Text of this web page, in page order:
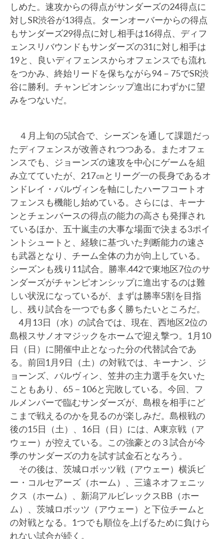
しめた。速攻からの得点がサンダーズの24得点に
対しSR渋谷が13得点。ターンオーバーからの得点
もサンダーズ29得点に対し相手は16得点、ディフ
ェンスリバウンドもサンダーズの31に対し相手は
19と、良いディフェンスからオフェンスでも流れ
をつかみ、終始リードを保ちながら94－75でSR渋
谷に勝利。チャンピオンシップ進出にわずかに望
みをつないだ。
４月上旬の5試合で、シーズンを通して課題だっ
たディフェンスが改善されつつある。またオフェ
ンスでも、ジョーンズの速攻を中心にゲームを組
み立てていたが、217㎝とリーグ一の長身であるオ
ンドレイ・バルヴィンを軸にしたハーフコートオ
フェンスも機能し始めている。さらには、キーナ
ンとチェンバースの得点の能力の高さも発揮され
ているほか、五十嵐圭の大事な場面で決まる3ポイ
ントシュートと、経験に基づいた判断能力の速さ
も武器となり、チーム全体の力が向上している。
シーズンも残り11試合。勝率.442で東地区7位のサ
ンダーズがチャンピオンシップに進出するのは難
しい状況になっているが、まずは勝率5割を目指
し、残り試合を一つでも多く勝ちたいところだ。
4月13日（水）の試合では、現在、西地区2位の
島根スサノオマジックをホームで迎え撃つ。1月10
日（日）に開催中止となった分の代替試合であ
る。前回1月9日（土）の対戦では、キーナン、ジ
ョーンズ、バルヴィン、笠井の主力選手を欠いた
こともあり、65－106と完敗している。今回、フ
ルメンバーで臨むサンダーズが、島根を相手にど
こまで戦えるのかを見るのが楽しみだ。島根戦の
後の15日（土）、16日（日）には、A東京戦（ア
ウェー）が控えている。この強豪との３試合が今
季のサンダーズの力を試す試金石となろう。
その後は、茨城ロボッツ戦（アウェー）横浜ビ
ー・コルセアーズ（ホーム）、三遠ネオフェニッ
クス（ホーム）、新潟アルビレックスBB（ホー
ム）、茨城ロボッツ（アウェー）と下位チームと
の対戦となる。1つでも順位を上げるために負けら
れない試合が続く。